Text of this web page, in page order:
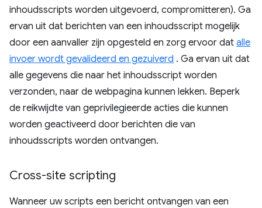
inhoudsscripts worden uitgevoerd, compromitteren). Ga
ervan uit dat berichten van een inhoudsscript mogelijk
door een aanvaller zijn opgesteld en zorg ervoor dat alle
invoer wordt gevalideerd en gezuiverd . Ga ervan uit dat
alle gegevens die naar het inhoudsscript worden
verzonden, naar de webpagina kunnen lekken. Beperk
de reikwijdte van geprivilegieerde acties die kunnen
worden geactiveerd door berichten die van
inhoudsscripts worden ontvangen.
Cross-site scripting
Wanneer uw scripts een bericht ontvangen van een